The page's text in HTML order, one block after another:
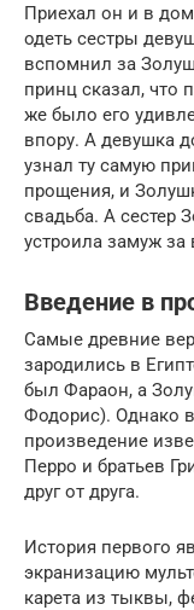
Приехал он и в
одеть сестры
вспомнил за
принц сказал, что
же было его
впору. А девушка
узнал ту самую
прощения, и
свадьба. А сестер
устроила замуж
Введение в
Самые древние
зародились в
был Фараон, а
Фодорис). Однако в
произведение
Перро и братьев
друг от друга.
История первого
экранизацию
карета из тыквы,